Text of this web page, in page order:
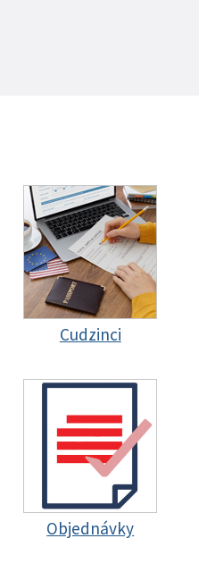
Cudzinci
Objednávky